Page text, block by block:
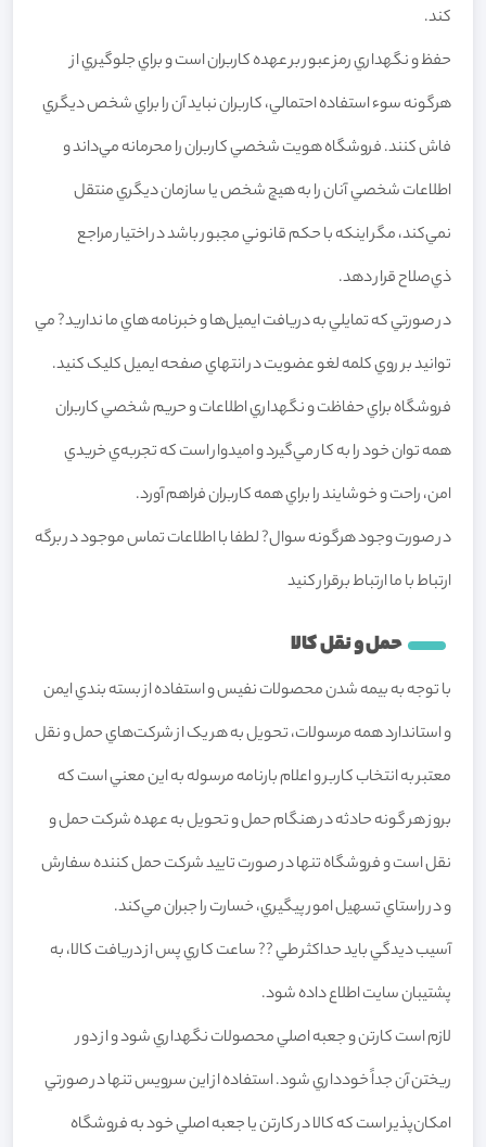
کند.
حفظ و نگهداري رمز عبور بر عهده کاربران است و براي جلوگيري از
هرگونه سوء استفاده احتمالي، کاربران نبايد آن را براي شخص ديگري
فاش کنند. فروشگاه هويت شخصي کاربران را محرمانه مي‌داند و
اطلاعات شخصي آنان را به هيچ شخص يا سازمان ديگري منتقل
نمي‌کند، مگر اينکه با حکم قانوني مجبور باشد در اختيار مراجع
ذي‌صلاح قرار دهد.
در صورتي که تمايلي به دريافت ايميل‌ها و خبرنامه هاي ما نداريد? مي
توانيد بر روي کلمه لغو عضويت در انتهاي صفحه ايميل کليک کنيد.
فروشگاه براي حفاظت و نگهداري اطلاعات و حريم شخصي کاربران
همه توان خود را به کار مي‌گيرد و اميدوار است که تجربه‌ي خريدي
امن، راحت و خوشايند را براي همه کاربران فراهم آورد.
در صورت وجود هرگونه سوال? لطفا با اطلاعات تماس موجود در برگه
ارتباط با ما ارتباط برقرار کنيد
حمل و نقل کالا
با توجه به بيمه شدن محصولات نفيس و استفاده از بسته بندي ايمن
و استاندارد همه مرسولات، تحويل به هر يک از شرکت‏‏‌هاي حمل و نقل
معتبر به انتخاب کاربر و اعلام بارنامه مرسوله به اين معني است که
بروز هر گونه حادثه در هنگام حمل و تحويل به عهده شرکت حمل و
نقل است و فروشگاه تنها در صورت تاييد شرکت حمل کننده سفارش
و در راستاي تسهيل امور پيگيري، خسارت را جبران مي‌‏کند.
آسيب‏‏ ديدگي بايد حداکثر طي ?? ساعت کاري پس از دريافت کالا، به
پشتيبان سايت اطلاع داده شود.
لازم است کارتن و جعبه اصلي محصولات نگهداري شود و از دور
ريختن آن جداً خودداري شود. استفاده از اين سرويس تنها در صورتي
امکان‌پذير است که کالا در کارتن يا جعبه اصلي خود به فروشگاه